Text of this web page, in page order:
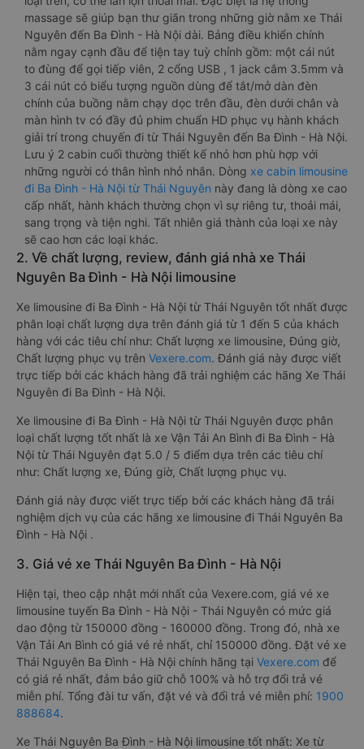
massage sẽ giúp bạn thư giãn trong những giờ nằm xe Thái
Nguyên đến Ba Đình - Hà Nội dài. Bảng điều khiển chính
nằm ngay cạnh đầu để tiện tay tuỳ chỉnh gồm: một cái nút
to đùng để gọi tiếp viên, 2 cổng USB , 1 jack cắm 3.5mm và
3 cái nút có biểu tượng nguồn dùng để tắt/mở dàn đèn
chính của buồng nằm chạy dọc trên đầu, đèn dưới chân và
màn hình tv có đầy đủ phim chuẩn HD phục vụ hành khách
giải trí trong chuyến đi từ Thái Nguyên đến Ba Đình - Hà Nội.
Lưu ý 2 cabin cuối thường thiết kế nhỏ hơn phù hợp với
những người có thân hình nhỏ nhắn. Dòng xe cabin limousine
đi Ba Đình - Hà Nội từ Thái Nguyên này đang là dòng xe cao
cấp nhất, hành khách thường chọn vì sự riêng tư, thoải mái,
sang trọng và tiện nghi. Tất nhiên giá thành của loại xe này
sẽ cao hơn các loại khác.
2. Về chất lượng, review, đánh giá nhà xe Thái
Nguyên Ba Đình - Hà Nội limousine
Xe limousine đi Ba Đình - Hà Nội từ Thái Nguyên tốt nhất được
phân loại chất lượng dựa trên đánh giá từ 1 đến 5 của khách
hàng với các tiêu chí như: Chất lượng xe limousine, Đúng giờ,
Chất lượng phục vụ trên Vexere.com. Đánh giá này được viết
trực tiếp bởi các khách hàng đã trải nghiệm các hãng Xe Thái
Nguyên đi Ba Đình - Hà Nội.
Xe limousine đi Ba Đình - Hà Nội từ Thái Nguyên được phân
loại chất lượng tốt nhất là xe Vận Tải An Bình đi Ba Đình - Hà
Nội từ Thái Nguyên đạt 5.0 / 5 điểm dựa trên các tiêu chí
như: Chất lượng xe, Đúng giờ, Chất lượng phục vụ.
Đánh giá này được viết trực tiếp bởi các khách hàng đã trải
nghiệm dịch vụ của các hãng xe limousine đi Thái Nguyên Ba
Đình - Hà Nội .
3. Giá vé xe Thái Nguyên Ba Đình - Hà Nội
Hiện tại, theo cập nhật mới nhất của Vexere.com, giá vé xe
limousine tuyến Ba Đình - Hà Nội - Thái Nguyên có mức giá
dao động từ 150000 đồng - 160000 đồng. Trong đó, nhà xe
Vận Tải An Bình có giá vé rẻ nhất, chỉ 150000 đồng. Đặt vé xe
Thái Nguyên Ba Đình - Hà Nội chính hãng tại Vexere.com để
có giá rẻ nhất, đảm bảo giữ chỗ 100% và hỗ trợ đổi trả vé
miễn phí. Tổng đài tư vấn, đặt vé và đổi trả vé miễn phí: 1900
888684.
Xe Thái Nguyên Ba Đình - Hà Nội limousine tốt nhất: Xe từ